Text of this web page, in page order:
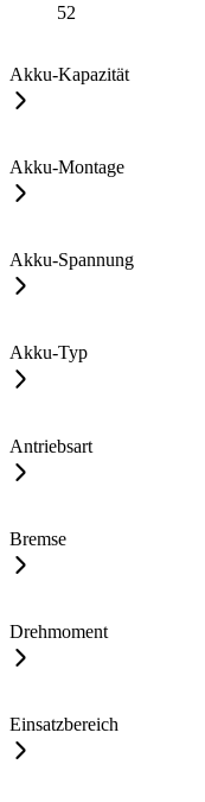
52
Akku-Kapazität
Akku-Montage
Akku-Spannung
Akku-Typ
Antriebsart
Bremse
Drehmoment
Einsatzbereich